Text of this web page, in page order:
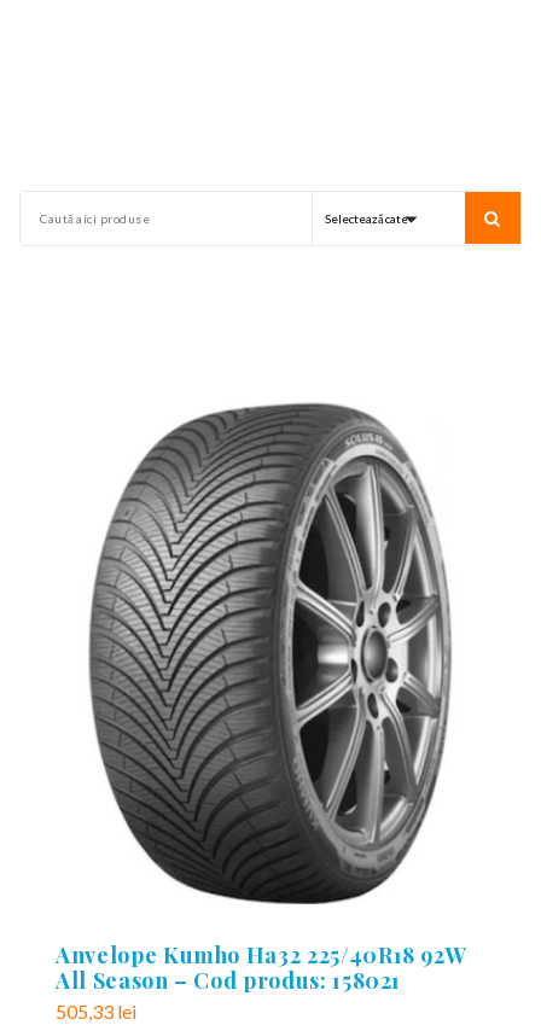
Anvelope Kumho Ha32 225/40R18 92W
All Season – Cod produs: 158021
505,33 lei